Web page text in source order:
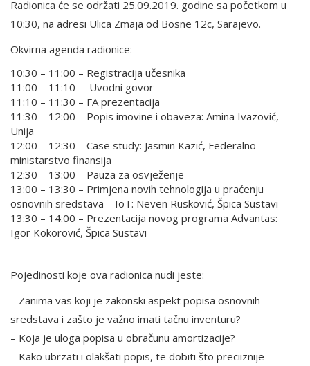
Radionica će se održati 25.09.2019. godine sa početkom u
10:30, na adresi Ulica Zmaja od Bosne 12c, Sarajevo.
Okvirna agenda radionice:
10:30 – 11:00 – Registracija učesnika
11:00 – 11:10 – Uvodni govor
11:10 – 11:30 – FA prezentacija
11:30 – 12:00 – Popis imovine i obaveza: Amina Ivazović,
Unija
12:00 – 12:30 – Case study: Jasmin Kazić, Federalno
ministarstvo finansija
12:30 – 13:00 – Pauza za osvježenje
13:00 – 13:30 – Primjena novih tehnologija u praćenju
osnovnih sredstava – IoT: Neven Rusković, Špica Sustavi
13:30 – 14:00 – Prezentacija novog programa Advantas:
Igor Kokorović, Špica Sustavi
Pojedinosti koje ova radionica nudi jeste:
– Zanima vas koji je zakonski aspekt popisa osnovnih
sredstava i zašto je važno imati tačnu inventuru?
– Koja je uloga popisa u obračunu amortizacije?
– Kako ubrzati i olakšati popis, te dobiti što preciiznije